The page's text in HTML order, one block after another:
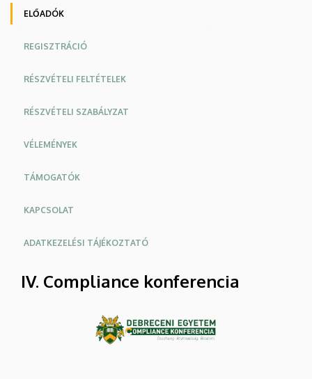
ELŐADÓK
REGISZTRÁCIÓ
RÉSZVÉTELI FELTÉTELEK
RÉSZVÉTELI SZABÁLYZAT
VÉLEMÉNYEK
TÁMOGATÓK
KAPCSOLAT
ADATKEZELÉSI TÁJÉKOZTATÓ
IV. Compliance konferencia